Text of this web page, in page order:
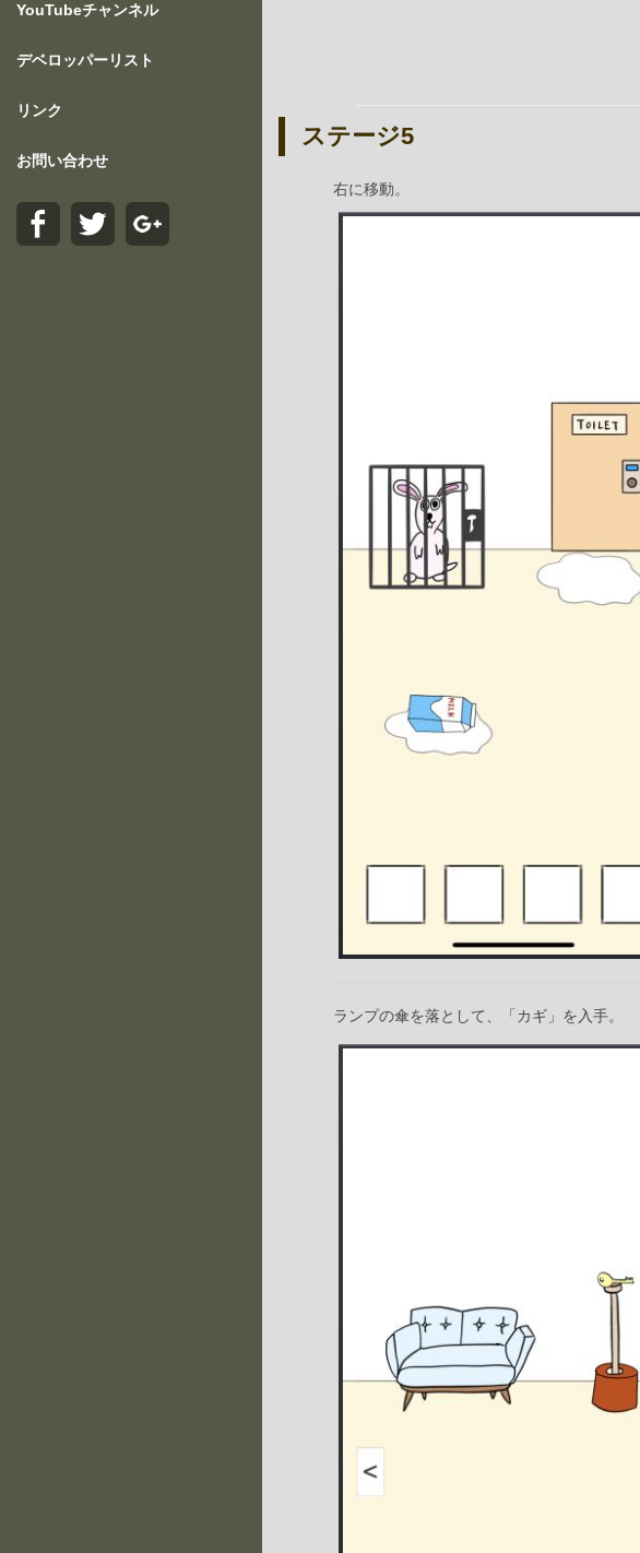
YouTubeチャンネル
デベロッパーリスト
リンク
お問い合わせ
ステージ5
右に移動。
ランプの傘を落として、「カギ」を入手。